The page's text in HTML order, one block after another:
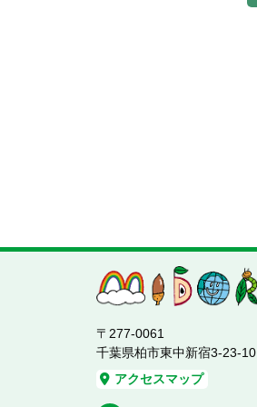
〒277-0061
千葉県柏市東中新宿3-23-10
アクセスマップ